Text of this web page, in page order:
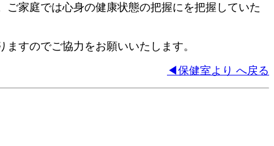
家庭では心身の健康状態の把握にを把握していた
すのでご協力をお願いいたします。
◀保健室より へ戻る